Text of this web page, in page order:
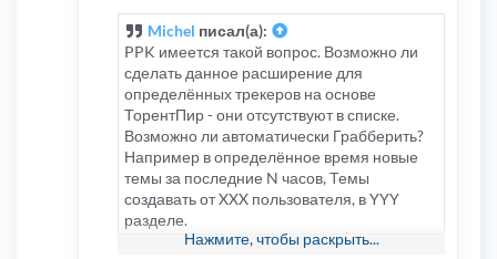
Michel писал(а):
PPK имеется такой вопрос. Возможно ли
сделать данное расширение для
определённых трекеров на основе
ТорентПир - они отсутствуют в списке.
Возможно ли автоматически Грабберить?
Например в определённое время новые
темы за последние N часов, Темы
создавать от XXX пользователя, в YYY
разделе.
Надеюсь понятно обьяснил?
Нажмите, чтобы раскрыть...